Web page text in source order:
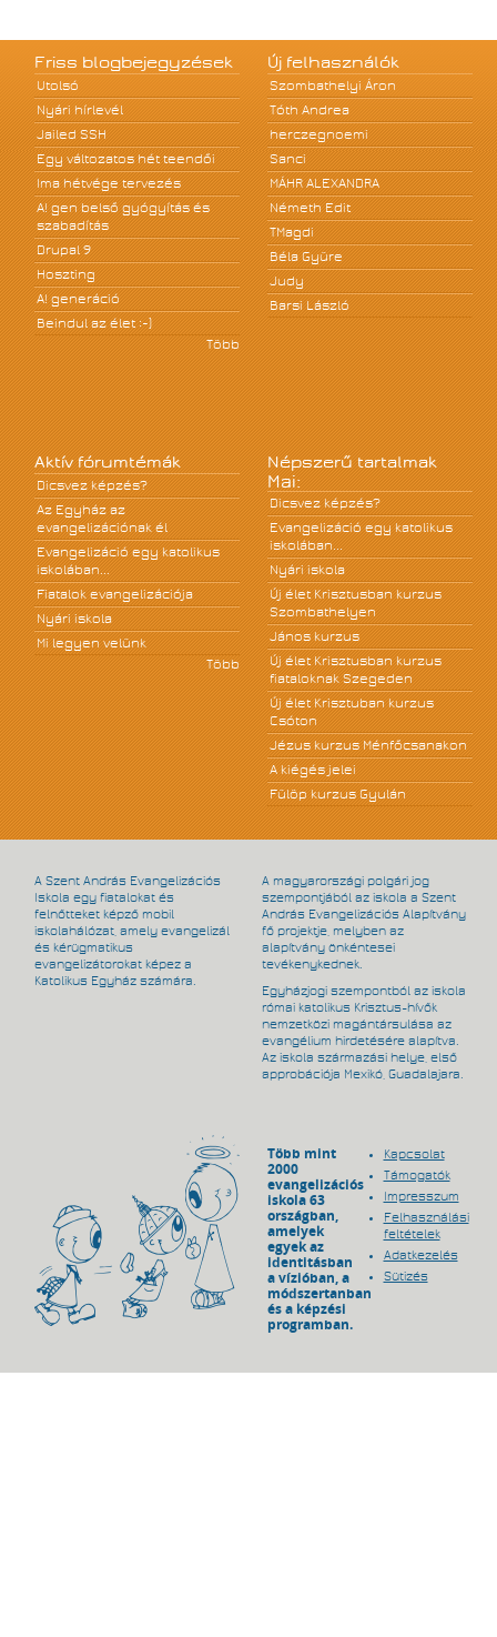
Friss blogbejegyzések
Utolsó
Nyári hírlevél
Jailed SSH
Egy változatos hét teendői
Ima hétvége tervezés
A! gen belső gyógyítás és
szabadítás
Drupal 9
Hoszting
A! generáció
Beindul az élet :-)
Több
Új felhasználók
Szombathelyi Áron
Tóth Andrea
herczegnoemi
Sanci
MÁHR ALEXANDRA
Németh Edit
TMagdi
Béla Gyüre
Judy
Barsi László
Aktív fórumtémák
Dicsvez képzés?
Az Egyház az
evangelizációnak él
Evangelizáció egy katolikus
iskolában...
Fiatalok evangelizációja
Nyári iskola
Mi legyen velünk
Több
Népszerű tartalmak
Mai:
Dicsvez képzés?
Evangelizáció egy katolikus
iskolában...
Nyári iskola
Új élet Krisztusban kurzus
Szombathelyen
János kurzus
Új élet Krisztusban kurzus
fiataloknak Szegeden
Új élet Krisztuban kurzus
Csóton
Jézus kurzus Ménfőcsanakon
A kiégés jelei
Fülöp kurzus Gyulán
A Szent András Evangelizációs
Iskola egy fiatalokat és
felnőtteket képző mobil
iskolahálózat, amely evangelizál
és kérügmatikus
evangelizátorokat képez a
Katolikus Egyház számára.
A magyarországi polgári jog
szempontjából az iskola a Szent
András Evangelizációs Alapítvány
fő projektje, melyben az
alapítvány önkéntesei
tevékenykednek.
Egyházjogi szempontból az iskola
római katolikus Krisztus-hívők
nemzetközi magántársulása az
evangélium hirdetésére alapítva.
Az iskola származási helye, első
approbációja Mexikó, Guadalajara.
Több mint
2000
evangelizációs
iskola 63
országban,
amelyek
egyek az
identitásban
a vízióban, a
módszertanban
és a képzési
programban.
Kapcsolat
Támogatók
Impresszum
Felhasználási
feltételek
Adatkezelés
Sütizés